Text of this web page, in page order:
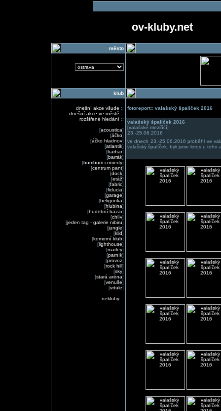
ov-kluby.net
město
klub
dnešní akce všude ::
dnešní akce ve městě ::
rozšířené hledání::
[acoustica]
[áčko]
[áčko hladnov]
[atlantik]
[barbar]
[barrák]
[bumbum comedy]
[centrum pant]
[dock]
[etáž]
[fabric]
[fiducia]
[garage]
[heligonka]
[hlubina]
[hudební bazar]
[chlív]
[jeden tag - galerie nibiru]
[jungle]
[klid]
[komorní klub]
[lighthouse]
[marley]
[parník]
[provoz]
[rock hill]
[sky]
[stará aréna]
[venuše]
[vrtule]
nekluby::
fotoreport:: valašský špalíček 2016
valašský špalíček 2016
[valašské meziříčí]
23.-25.06.2016
ve dnech 23.-25.06.2016 proběhl ve
valašský špalíček. byli jsme letos u toho